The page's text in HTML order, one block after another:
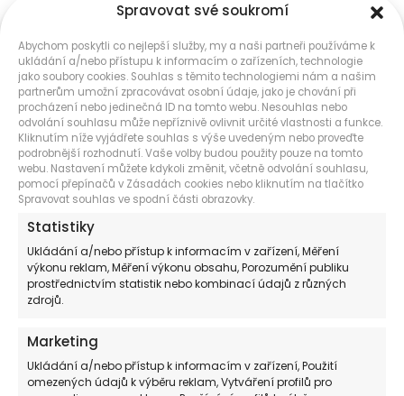
Spravovat své soukromí
Abychom poskytli co nejlepší služby, my a naši partneři používáme k
ukládání a/nebo přístupu k informacím o zařízeních, technologie
jako soubory cookies. Souhlas s těmito technologiemi nám a našim
partnerům umožní zpracovávat osobní údaje, jako je chování při
procházení nebo jedinečná ID na tomto webu. Nesouhlas nebo
odvolání souhlasu může nepříznivě ovlivnit určité vlastnosti a funkce.
Kliknutím níže vyjádřete souhlas s výše uvedeným nebo proveďte
podrobnější rozhodnutí. Vaše volby budou použity pouze na tomto
webu. Nastavení můžete kdykoli změnit, včetně odvolání souhlasu,
pomocí přepínačů v Zásadách cookies nebo kliknutím na tlačítko
Spravovat souhlas ve spodní části obrazovky.
Statistiky
Ukládání a/nebo přístup k informacím v zařízení, Měření
výkonu reklam, Měření výkonu obsahu, Porozumění publiku
prostřednictvím statistik nebo kombinací údajů z různých
zdrojů.
Marketing
Ukládání a/nebo přístup k informacím v zařízení, Použití
omezených údajů k výběru reklam, Vytváření profilů pro
Možnost připojit bezdrátovou zónovou centrálu včetně prostorových
Možnost cirkulace TUV po instalaci rozšiřující sady do kotle
Funkce vysoušení podlahy v základní výbavě